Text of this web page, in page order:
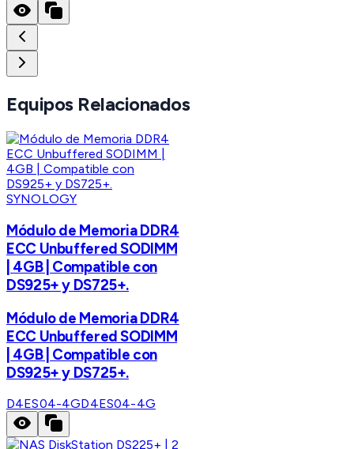
Equipos Relacionados
SYNOLOGY
Módulo de Memoria DDR4
ECC Unbuffered SODIMM
| 4GB | Compatible con
DS925+ y DS725+.
Módulo de Memoria DDR4
ECC Unbuffered SODIMM
| 4GB | Compatible con
DS925+ y DS725+.
D4ES04-4GD4ES04-4G